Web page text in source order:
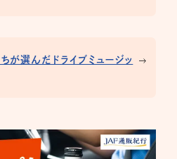
が選んだドライブミュージッ